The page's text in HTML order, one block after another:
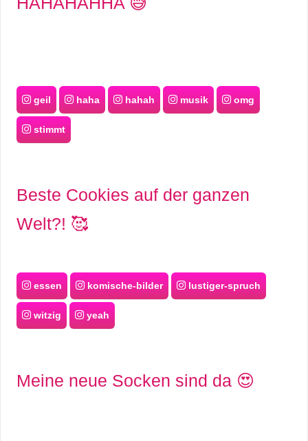
geil haha hahah musik omg
stimmt
Beste Cookies auf der ganzen
Welt?! 🥰
essen komische-bilder lustiger-spruch
witzig yeah
Meine neue Socken sind da 😍